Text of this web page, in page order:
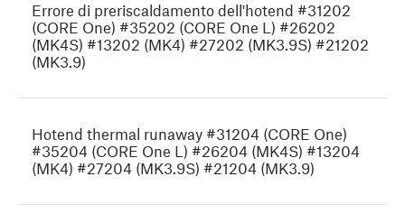
Errore di preriscaldamento dell'hotend #31202
(CORE One) #35202 (CORE One L) #26202
(MK4S) #13202 (MK4) #27202 (MK3.9S) #21202
(MK3.9)
Hotend thermal runaway #31204 (CORE One)
#35204 (CORE One L) #26204 (MK4S) #13204
(MK4) #27204 (MK3.9S) #21204 (MK3.9)